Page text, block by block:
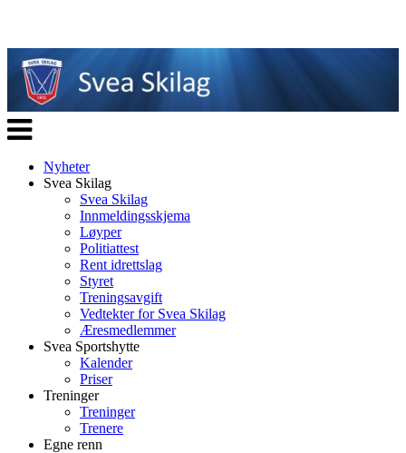
Veksle
navigasjon
Nyheter
Svea Skilag
Svea Skilag
Innmeldingsskjema
Løyper
Politiattest
Rent idrettslag
Styret
Treningsavgift
Vedtekter for Svea Skilag
Æresmedlemmer
Svea Sportshytte
Kalender
Priser
Treninger
Treninger
Trenere
Egne renn